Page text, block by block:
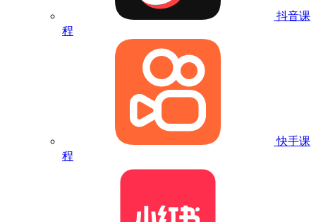
抖音课
程
快手课
程